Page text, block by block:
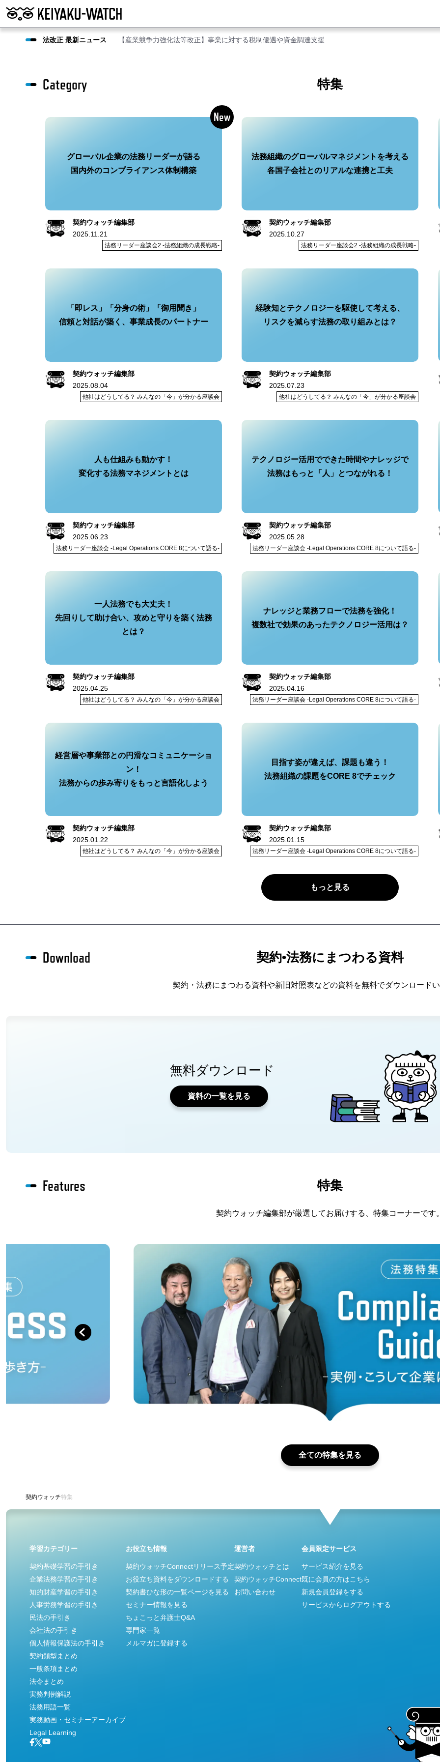
法改正 最新ニュース 【産業競争力強化法等改正】事業に対する税制優遇や資金調達支援
特集
Category
グローバル企業の法務リーダーが語る
国内外のコンプライアンス体制構築
契約ウォッチ編集部
2025.11.21
法務リーダー座談会2 -法務組織の成長戦略-
法務組織のグローバルマネジメントを考える
各国子会社とのリアルな連携と工夫
契約ウォッチ編集部
2025.10.27
法務リーダー座談会2 -法務組織の成長戦略-
「即レス」「分身の術」「御用聞き」
信頼と対話が築く、事業成長のパートナー
契約ウォッチ編集部
2025.08.04
他社はどうしてる？ みんなの「今」が分かる座談会
経験知とテクノロジーを駆使して考える、
リスクを減らす法務の取り組みとは？
契約ウォッチ編集部
2025.07.23
他社はどうしてる？ みんなの「今」が分かる座談会
人も仕組みも動かす！
変化する法務マネジメントとは
契約ウォッチ編集部
2025.06.23
法務リーダー座談会 -Legal Operations CORE 8について語る-
テクノロジー活用でできた時間やナレッジで
法務はもっと「人」とつながれる！
契約ウォッチ編集部
2025.05.28
法務リーダー座談会 -Legal Operations CORE 8について語る-
一人法務でも大丈夫！
先回りして助け合い、攻めと守りを築く法務
とは？
契約ウォッチ編集部
2025.04.25
他社はどうしてる？ みんなの「今」が分かる座談会
ナレッジと業務フローで法務を強化！
複数社で効果のあったテクノロジー活用は？
契約ウォッチ編集部
2025.04.16
法務リーダー座談会 -Legal Operations CORE 8について語る-
経営層や事業部との円滑なコミュニケーショ
ン！
法務からの歩み寄りをもっと言語化しよう
契約ウォッチ編集部
2025.01.22
他社はどうしてる？ みんなの「今」が分かる座談会
目指す姿が違えば、課題も違う！
法務組織の課題をCORE 8でチェック
契約ウォッチ編集部
2025.01.15
法務リーダー座談会 -Legal Operations CORE 8について語る-
もっと見る
契約•法務にまつわる資料
Download
契約・法務にまつわる資料や新旧対照表などの資料を無料でダウンロード
無料ダウンロード
資料の一覧を見る
特集
Features
契約ウォッチ編集部が厳選してお届けする、特集コーナーです
全ての特集を見る
契約ウォッチ特集
学習カテゴリー
契約基礎学習の手引き
企業法務学習の手引き
知的財産学習の手引き
人事労務学習の手引き
民法の手引き
会社法の手引き
個人情報保護法の手引き
契約類型まとめ
一般条項まとめ
法令まとめ
実務判例解説
法務用語一覧
実務動画・セミナーアーカイブ
Legal Learning
お役立ち情報
契約ウォッチConnectリリース予定
お役立ち資料をダウンロードする
契約書ひな形の一覧ページを見る
セミナー情報を見る
ちょこっと弁護士Q&A
専門家一覧
メルマガに登録する
運営者
契約ウォッチとは
契約ウォッチConnect
お問い合わせ
会員限定サービス
サービス紹介を見る
既に会員の方はこちら
新規会員登録をする
サービスからログアウトする